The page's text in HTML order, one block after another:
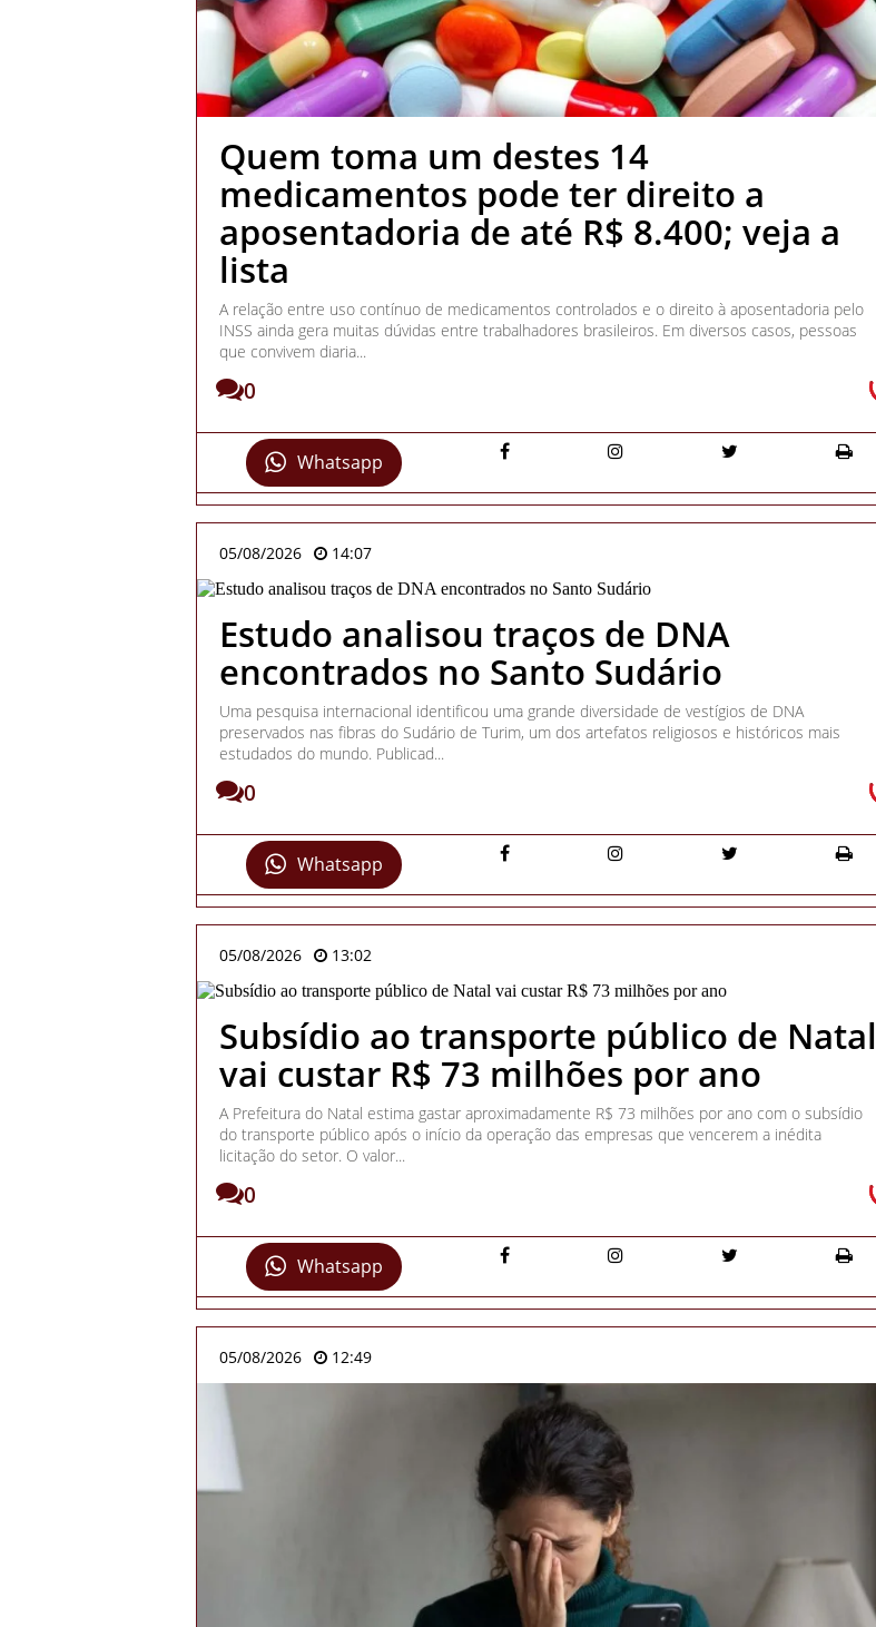
Quem toma um destes 14
medicamentos pode ter direito a
aposentadoria de até R$ 8.400; veja a
lista
A relação entre uso contínuo de medicamentos controlados e o direito à aposentadoria pelo
INSS ainda gera muitas dúvidas entre trabalhadores brasileiros. Em diversos casos, pessoas
que convivem diaria...
0
Whatsapp
05/08/2026 14:07
Estudo analisou traços de DNA
encontrados no Santo Sudário
Uma pesquisa internacional identificou uma grande diversidade de vestígios de DNA
preservados nas fibras do Sudário de Turim, um dos artefatos religiosos e históricos mais
estudados do mundo. Publicad...
0
Whatsapp
05/08/2026 13:02
Subsídio ao transporte público de Natal
vai custar R$ 73 milhões por ano
A Prefeitura do Natal estima gastar aproximadamente R$ 73 milhões por ano com o subsídio
do transporte público após o início da operação das empresas que vencerem a inédita
licitação do setor. O valor...
0
Whatsapp
05/08/2026 12:49